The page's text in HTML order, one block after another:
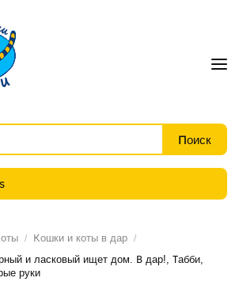
Кошки и коты в дар
и ласковый ищет дом. В дар!, Табби,
руки